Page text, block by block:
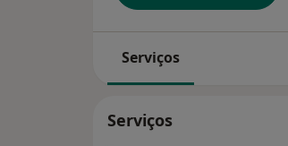
Serviços
Serviços